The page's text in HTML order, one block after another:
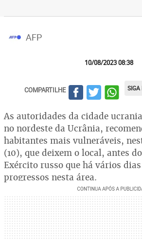
AFP
10/08/2023 08:38
COMPARTILHE SIGA
As autoridades da cidade
no nordeste da Ucrânia,
habitantes mais vulneráveis,
(10), que deixem o local, antes
Exército russo que há vários
progressos nesta área.